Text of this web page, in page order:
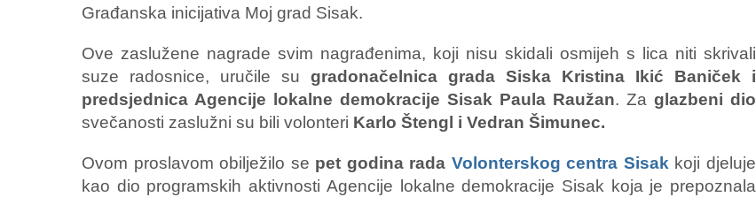
Građanska inicijativa Moj grad Sisak.
Ove zaslužene nagrade svim nagrađenima, koji nisu skidali osmijeh s lica niti skrivali
suze radosnice, uručile su gradonačelnica grada Siska Kristina Ikić Baniček i
predsjednica Agencije lokalne demokracije Sisak Paula Raužan. Za glazbeni dio
svečanosti zaslužni su bili volonteri Karlo Štengl i Vedran Šimunec.
Ovom proslavom obilježilo se pet godina rada Volonterskog centra Sisak koji djeluje
kao dio programskih aktivnosti Agencije lokalne demokracije Sisak koja je prepoznala